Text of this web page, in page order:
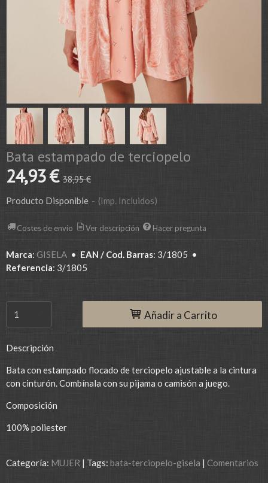
Bata estampado de terciopelo
24,93 € 38,95 €
Producto Disponible - (Imp. Incluidos)
Costes de envío Ver descripción Hacer pregunta
Marca: GISELA • EAN / Cod. Barras: 3/1805 •
Referencia: 3/1805
Añadir a Carrito
Descripción
Bata con estampado flocado de terciopelo ajustable a la cintura
con cinturón. Combínala con su pijama o camisón a juego.
Composición
100% poliester
Categoría: MUJER | Tags: bata-terciopelo-gisela | Comentarios